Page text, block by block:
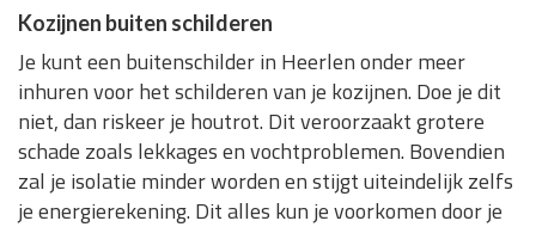
Kozijnen buiten schilderen
Je kunt een buitenschilder in Heerlen onder meer
inhuren voor het schilderen van je kozijnen. Doe je dit
niet, dan riskeer je houtrot. Dit veroorzaakt grotere
schade zoals lekkages en vochtproblemen. Bovendien
zal je isolatie minder worden en stijgt uiteindelijk zelfs
je energierekening. Dit alles kun je voorkomen door je